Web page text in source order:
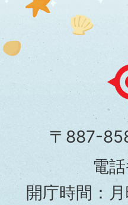
日
南
市
役
所
〒887-
電
開庁時間：